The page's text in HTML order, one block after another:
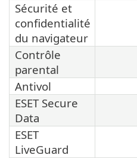
Sécurité et
confidentialité
du navigateur
Contrôle
parental
Antivol
ESET Secure
Data
ESET
LiveGuard